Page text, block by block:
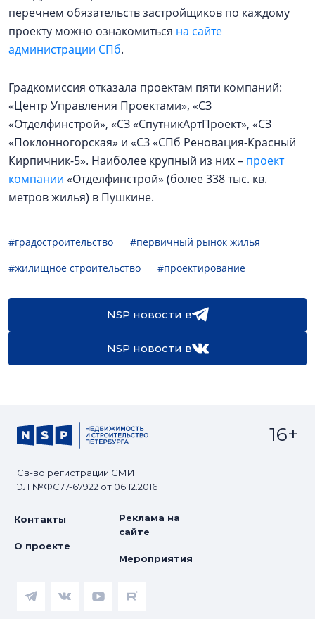
перечнем обязательств застройщиков по каждому
проекту можно ознакомиться на сайте
администрации СПб.
Градкомиссия отказала проектам пяти компаний:
«Центр Управления Проектами», «СЗ
«Отделфинстрой», «СЗ «СпутникАртПроект», «СЗ
«Поклонногорская» и «СЗ «СПб Реновация-Красный
Кирпичник-5». Наиболее крупный из них – проект
компании «Отделфинстрой» (более 338 тыс. кв.
метров жилья) в Пушкине.
#градостроительство
#первичный рынок жилья
#жилищное строительство
#проектирование
NSP новости в
NSP новости в
Св-во регистрации СМИ:
ЭЛ №ФС77-67922 от 06.12.2016
16+
Контакты
О проекте
Реклама на
сайте
Мероприятия